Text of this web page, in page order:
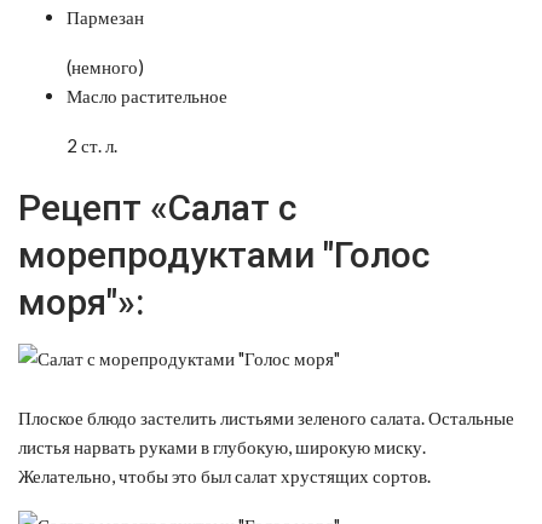
Пармезан
(немного)
Масло растительное
2 ст. л.
Рецепт «Салат с
морепродуктами "Голос
моря"»:
Плоское блюдо застелить листьями зеленого салата. Остальные
листья нарвать руками в глубокую, широкую миску.
Желательно, чтобы это был салат хрустящих сортов.